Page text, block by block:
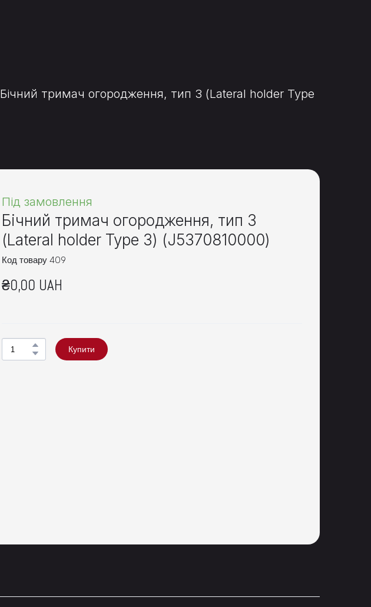
Бічний тримач огородження, тип 3 (Lateral holder Type
Під замовлення
Бічний тримач огородження, тип 3
(Lateral holder Type 3) (J5370810000)
Код товару 409
₴0,00 UAH
Купити